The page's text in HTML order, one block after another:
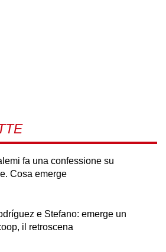
fa una confessione su
Cosa emerge
e Stefano: emerge un
il retroscena